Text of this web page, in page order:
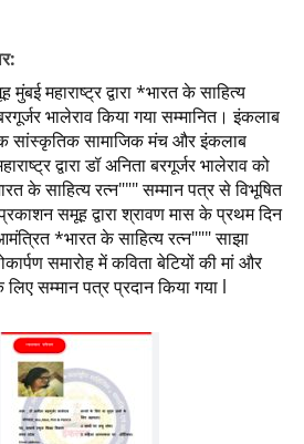
महाराष्ट्र द्वारा *भारत के साहित्य
भालेराव किया गया सम्मानित। इंकलाब
सांस्कृतिक सामाजिक मंच और इंकलाब
द्वारा डॉ अनिता बरगूर्जर भालेराव को
के साहित्य रत्न""" सम्मान पत्र से विभूषित
समूह द्वारा श्रावण मास के प्रथम दिन
*भारत के साहित्य रत्न""" साझा
समारोह में कविता बेटियों की मां और
सम्मान पत्र प्रदान किया गया l